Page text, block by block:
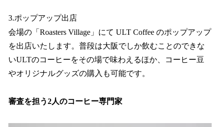
3.ポップアップ出店
会場の「Roasters Village」にて ULT Coffee のポップアップ
を出店いたします。普段は大阪でしか飲むことのできな
いULTのコーヒーをその場で味わえるほか、コーヒー豆
やオリジナルグッズの購入も可能です。
審査を担う2人のコーヒー専門家